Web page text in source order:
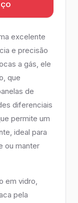
excelente
e precisão
a gás, ele
que
de
diferenciais
permite um
ideal para
ou manter
em vidro,
pela